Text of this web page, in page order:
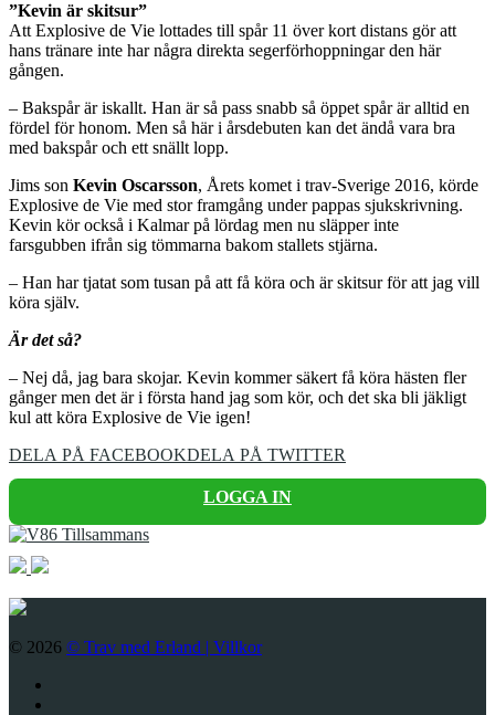
”Kevin är skitsur”
Att Explosive de Vie lottades till spår 11 över kort distans gör att
hans tränare inte har några direkta segerförhoppningar den här
gången.
– Bakspår är iskallt. Han är så pass snabb så öppet spår är alltid en
fördel för honom. Men så här i årsdebuten kan det ändå vara bra
med bakspår och ett snällt lopp.
Jims son Kevin Oscarsson, Årets komet i trav-Sverige 2016, körde
Explosive de Vie med stor framgång under pappas sjukskrivning.
Kevin kör också i Kalmar på lördag men nu släpper inte
farsgubben ifrån sig tömmarna bakom stallets stjärna.
– Han har tjatat som tusan på att få köra och är skitsur för att jag vill
köra själv.
Är det så?
– Nej då, jag bara skojar. Kevin kommer säkert få köra hästen fler
gånger men det är i första hand jag som kör, och det ska bli jäkligt
kul att köra Explosive de Vie igen!
DELA PÅ FACEBOOKDELA PÅ TWITTER
LOGGA IN
© 2026 © Trav med Erland | Villkor